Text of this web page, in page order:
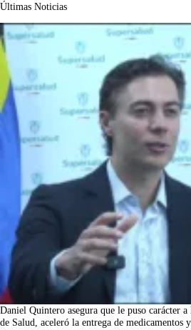
Últimas Noticias
Daniel Quintero asegura que le puso carácter
de Salud, aceleró la entrega de medicamentos